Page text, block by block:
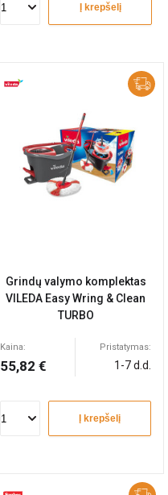
Į krepšelį
Grindų valymo komplektas
VILEDA Easy Wring & Clean
TURBO
Kaina:
55,82 €
Pristatymas:
1-7 d.d.
Į krepšelį